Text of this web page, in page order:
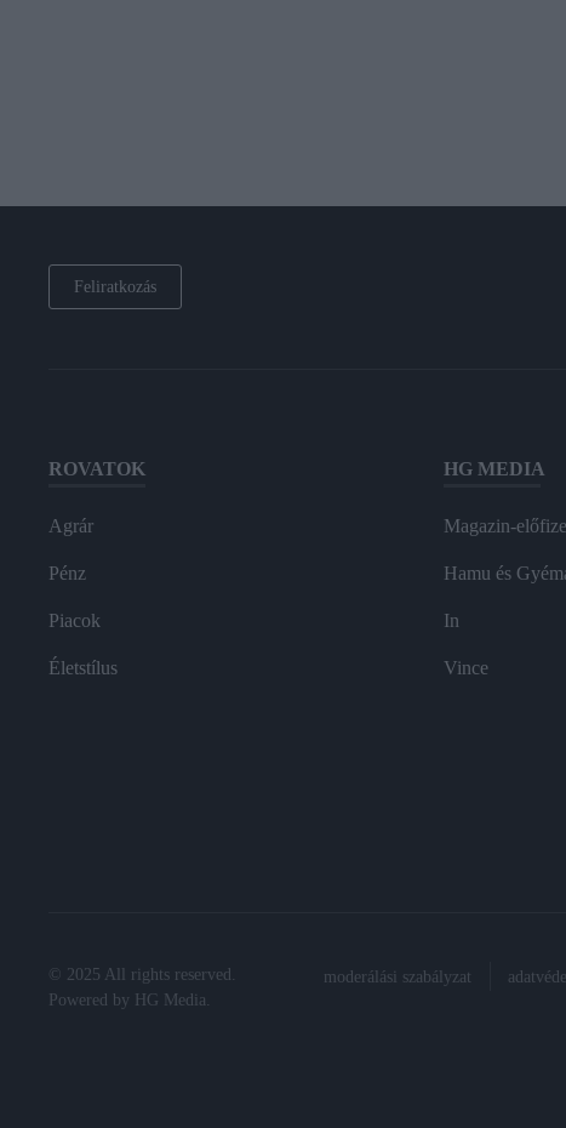
Feliratkozás
ROVATOK
Agrár
Pénz
Piacok
Életstílus
HG MEDIA
Magazin-
Hamu és
In
Vince
© 2025 All rights reserved.
Powered by HG Media
moderálási szabályzat